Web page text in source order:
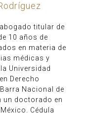
titular de
10 años de
en materia de
médicas y
Universidad
Derecho
Nacional de
un doctorado en
Cédula